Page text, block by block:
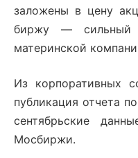
заложены в цену
биржу — сильный
материнской
Из корпоративных
публикация отчета
сентябрьские
Мосбиржи.